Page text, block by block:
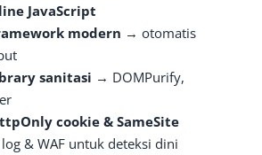
JavaScript
modern → otomatis
sanitasi → DOMPurify,
cookie & SameSite
& WAF untuk deteksi dini